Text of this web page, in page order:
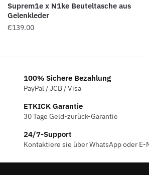
Suprem1e x N1ke Beuteltasche aus
Gelenkleder
€139.00
100% Sichere Bezahlung
PayPal / JCB / Visa
ETKICK Garantie
30 Tage Geld-zurück-Garantie
24/7-Support
Kontaktiere sie über WhatsApp oder E-